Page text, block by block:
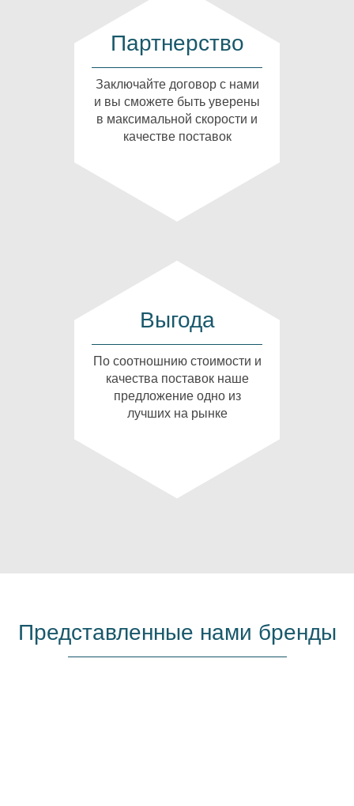
Партнерство
Заключайте договор с нами
и вы сможете быть уверены
в максимальной скорости и
качестве поставок
Выгода
По соотношнию стоимости и
качества поставок наше
предложение одно из
лучших на рынке
Представленные нами бренды